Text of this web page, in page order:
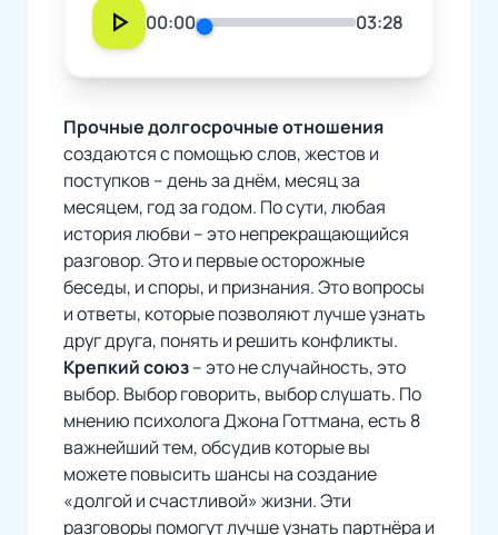
play_arrow 00:00 03:28
Прочные долгосрочные отношения
создаются с помощью слов, жестов и
поступков – день за днём, месяц за
месяцем, год за годом. По сути, любая
история любви – это непрекращающийся
разговор. Это и первые осторожные
беседы, и споры, и признания. Это вопросы
и ответы, которые позволяют лучше узнать
друг друга, понять и решить конфликты.
Крепкий союз– это не случайность, это
выбор. Выбор говорить, выбор слушать. По
мнению психолога Джона Готтмана, есть 8
важнейший тем, обсудив которые вы
можете повысить шансы на создание
«долгой и счастливой» жизни. Эти
разговоры помогут лучше узнать партнёра и